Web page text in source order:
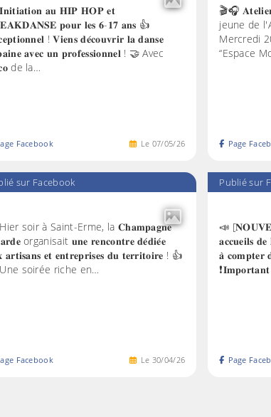
𝐚𝐮 𝐇𝐈𝐏 𝐇𝐎𝐏 𝐞𝐭
𝐩𝐨𝐮𝐫 𝐥𝐞𝐬 𝟔-𝟏𝟕 𝐚𝐧𝐬 👍
! 𝐕𝐢𝐞𝐧𝐬 𝐝𝐞́𝐜𝐨𝐮𝐯𝐫𝐢𝐫 𝐥𝐚 𝐝𝐚𝐧𝐬𝐞
𝐚𝐯𝐞𝐜 𝐮𝐧 𝐩𝐫𝐨𝐟𝐞𝐬𝐬𝐢𝐨𝐧𝐧𝐞𝐥 ! 🤝 Avec
de la…
Le 07/05/26
Facebook
🎬🎧
jeune de
Mercredi
“Espace
Page
sur Facebook
soir à Saint-Erme, la 𝐂𝐡𝐚𝐦𝐩𝐚𝐠𝐧𝐞
organisait 𝐮𝐧𝐞 𝐫𝐞𝐧𝐜𝐨𝐧𝐭𝐫𝐞 𝐝𝐞́𝐝𝐢𝐞́𝐞
𝐚𝐫𝐭𝐢𝐬𝐚𝐧𝐬 𝐞𝐭 𝐞𝐧𝐭𝐫𝐞𝐩𝐫𝐢𝐬𝐞𝐬 𝐝𝐮 𝐭𝐞𝐫𝐫𝐢𝐭𝐨𝐢𝐫𝐞 ! 👍
soirée riche en…
Le 30/04/26
Facebook
Publié sur
📣
𝐚𝐜𝐜𝐮𝐞𝐢𝐥𝐬
𝐚̀ 𝐜𝐨𝐦𝐩𝐭𝐞𝐫
Page